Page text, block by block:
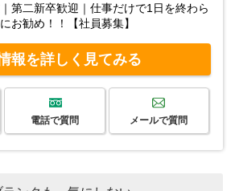
第二新卒歓迎｜仕事だけで1日を終わら
お勧め！！【社員募集】
報を詳しく見てみる
電話で質問 メールで質問